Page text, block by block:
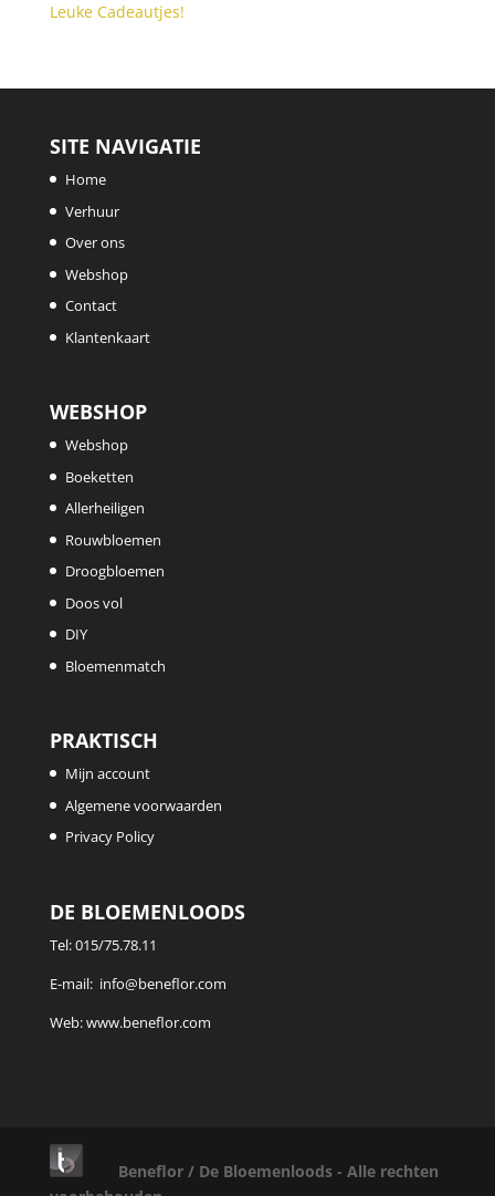
Leuke Cadeautjes!
SITE NAVIGATIE
Home
Verhuur
Over ons
Webshop
Contact
Klantenkaart
WEBSHOP
Webshop
Boeketten
Allerheiligen
Rouwbloemen
Droogbloemen
Doos vol
DIY
Bloemenmatch
PRAKTISCH
Mijn account
Algemene voorwaarden
Privacy Policy
DE BLOEMENLOODS
Tel:015/75.78.11
E-mail: info@beneflor.com
Web:www.beneflor.com
Beneflor / De Bloemenloods - Alle rechten